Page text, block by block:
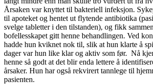
Årsaken var knyttet til bakteriell infeksjon.
til apoteket og hentet ut flytende antibiotika
svelge tabletter i den tilstanden), og fikk
bofellesskapet gitt henne behandlingen. Ved
hadde hun kviknet nok til, slik at hun klarte å
dager var hun like klar og aktiv som før. Nå
henne så godt at det blir enda lettere å
årsaker. Hun har også rekvirert tannlege til
pasienten.